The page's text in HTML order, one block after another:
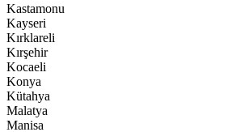
Kastamonu
Kayseri
Kırklareli
Kırşehir
Kocaeli
Konya
Kütahya
Malatya
Manisa